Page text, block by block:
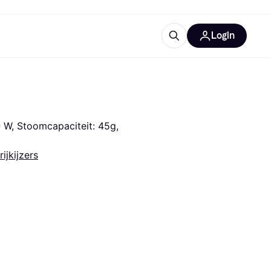
Login
Stoomcapaciteit: 45g,